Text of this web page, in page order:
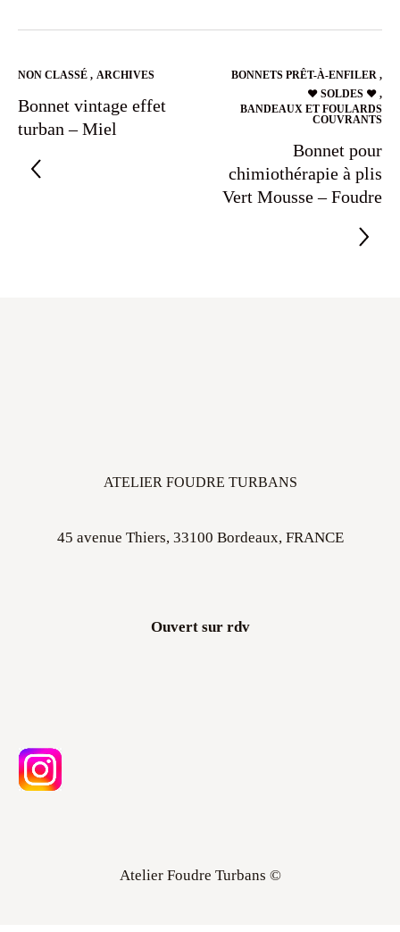
NON CLASSÉ , ARCHIVES
Bonnet vintage effet
turban – Miel
BONNETS PRÊT-À-ENFILER ,
❤️ SOLDES ❤️ ,
BANDEAUX ET FOULARDS
COUVRANTS
Bonnet pour
chimiothérapie à plis
Vert Mousse – Foudre
ATELIER FOUDRE TURBANS
45 avenue Thiers, 33100 Bordeaux, FRANCE
Ouvert sur rdv
Atelier Foudre Turbans ©